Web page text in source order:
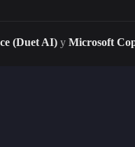
(Duet AI) y Microsoft